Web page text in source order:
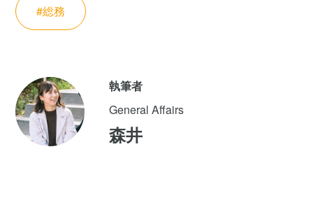
#総務
執筆者
General Affairs
森井